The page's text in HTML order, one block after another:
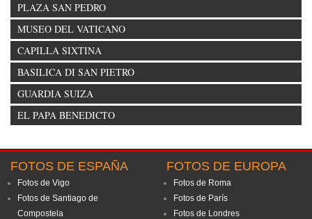
PLAZA SAN PEDRO
MUSEO DEL VATICANO
CAPILLA SIXTINA
BASILICA DI SAN PIETRO
GUARDIA SUIZA
EL PAPA BENEDICTO
FOTOS DE ESPAÑA
Fotos de Vigo
Fotos de Santiago de
Compostela
FOTOS DE EUROPA
Fotos de Roma
Fotos de París
Fotos de Londres